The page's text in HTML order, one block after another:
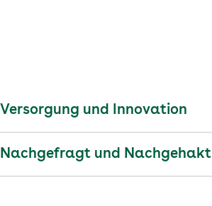
Versorgung und Innovation
Nachgefragt und Nachgehakt